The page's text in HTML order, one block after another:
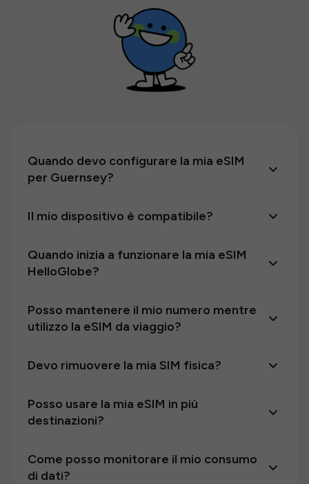
Quando devo configurare la mia eSIM
per Guernsey?
Il mio dispositivo è compatibile?
Quando inizia a funzionare la mia eSIM
HelloGlobe?
Posso mantenere il mio numero mentre
utilizzo la eSIM da viaggio?
Devo rimuovere la mia SIM fisica?
Posso usare la mia eSIM in più
destinazioni?
Come posso monitorare il mio consumo
di dati?